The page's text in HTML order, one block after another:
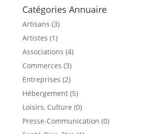
Catégories Annuaire
Artisans (3)
Artistes (1)
Associations (4)
Commerces (3)
Entreprises (2)
Hébergement (5)
Loisirs, Culture (0)
Presse-Communication (0)